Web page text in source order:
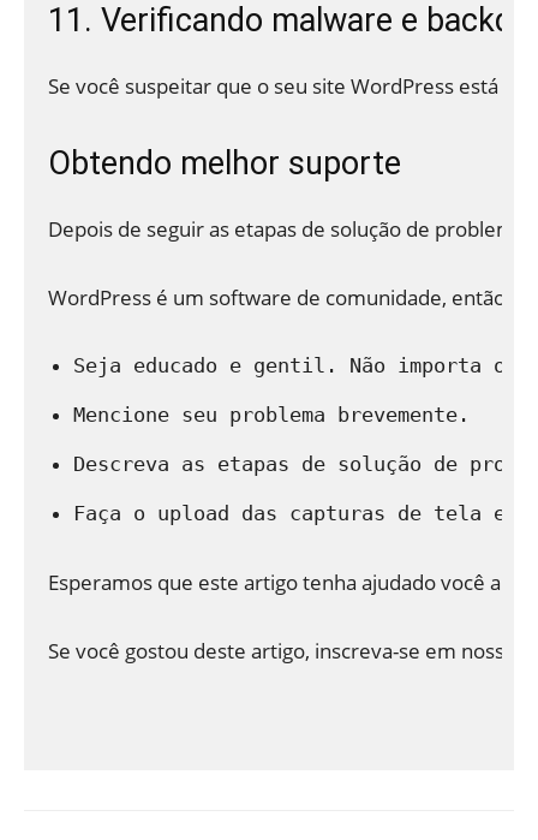
11. Verificando malware e
Se você suspeitar que o seu site WordPress está
Obtendo melhor suporte
Depois de seguir as etapas de solução de
WordPress é um software de comunidade, então
Seja educado e gentil. Não importa o
Mencione seu problema brevemente.
Descreva as etapas de solução de
Faça o upload das capturas de tela em
Esperamos que este artigo tenha ajudado você a
Se você gostou deste artigo, inscreva-se em nosso